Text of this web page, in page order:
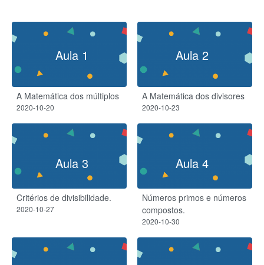
Aula 1
A Matemática dos múltiplos
2020-10-20
Aula 2
A Matemática dos divisores
2020-10-23
Aula 3
Critérios de divisibilidade.
2020-10-27
Aula 4
Números primos e números
compostos.
2020-10-30